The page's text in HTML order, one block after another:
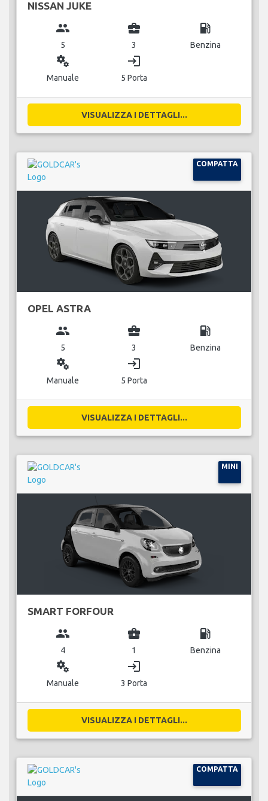
NISSAN JUKE
group
5
business_center
3
local_gas_station
Benzina
miscellaneous_services
Manuale
login
5 Porta
VISUALIZZA I DETTAGLI...
COMPATTA
OPEL ASTRA
group
5
business_center
3
local_gas_station
Benzina
miscellaneous_services
Manuale
login
5 Porta
VISUALIZZA I DETTAGLI...
MINI
SMART FORFOUR
group
4
business_center
1
local_gas_station
Benzina
miscellaneous_services
Manuale
login
3 Porta
VISUALIZZA I DETTAGLI...
COMPATTA